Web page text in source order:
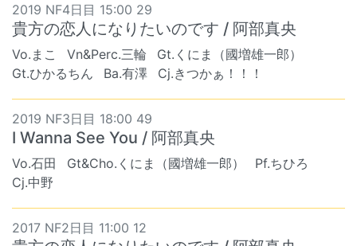
2019 NF4日目 15:00 29
貴方の恋人になりたいのです / 阿部真央
Vo.まこ Vn&Perc.三輪
Gt.くにま（國増雄一郎）
Gt.ひかるちん
Ba.有澤 Cj.きつかぁ！！！
2019 NF3日目 18:00 49
I Wanna See You / 阿部真央
Vo.石田 Gt&Cho.くにま（國増雄一郎）
Pf.ちひろ
Cj.中野
2017 NF2日目 11:00 12